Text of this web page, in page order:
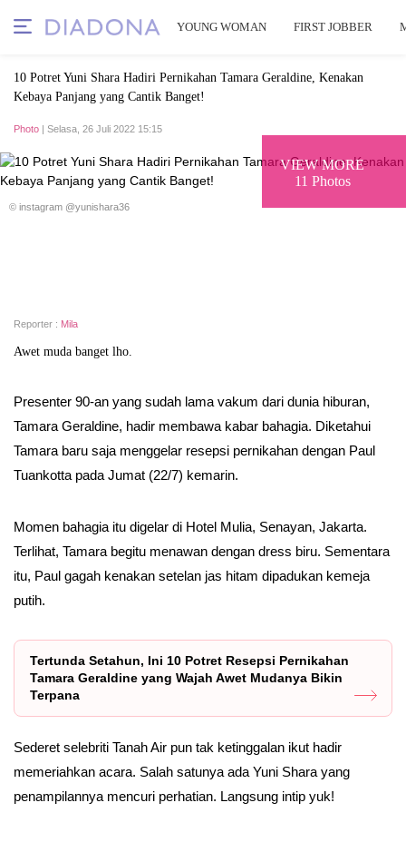
YOUNG WOMAN FIRST JOBBER
10 Potret Yuni Shara Hadiri Pernikahan Tamara Geraldine, Kenakan
Kebaya Panjang yang Cantik Banget!
Photo | Selasa, 26 Juli 2022 15:15
VIEW MORE
11 Photos
© instagram @yunishara36
Reporter : Mila
Awet muda banget lho.
Presenter 90-an yang sudah lama vakum dari dunia hiburan,
Tamara Geraldine, hadir membawa kabar bahagia. Diketahui
Tamara baru saja menggelar resepsi pernikahan dengan Paul
Tuankotta pada Jumat (22/7) kemarin.
Momen bahagia itu digelar di Hotel Mulia, Senayan, Jakarta.
Terlihat, Tamara begitu menawan dengan dress biru. Sementara
itu, Paul gagah kenakan setelan jas hitam dipadukan kemeja
putih.
Tertunda Setahun, Ini 10 Potret Resepsi Pernikahan
Tamara Geraldine yang Wajah Awet Mudanya Bikin
Terpana
Sederet selebriti Tanah Air pun tak ketinggalan ikut hadir
memeriahkan acara. Salah satunya ada Yuni Shara yang
penampilannya mencuri perhatian. Langsung intip yuk!